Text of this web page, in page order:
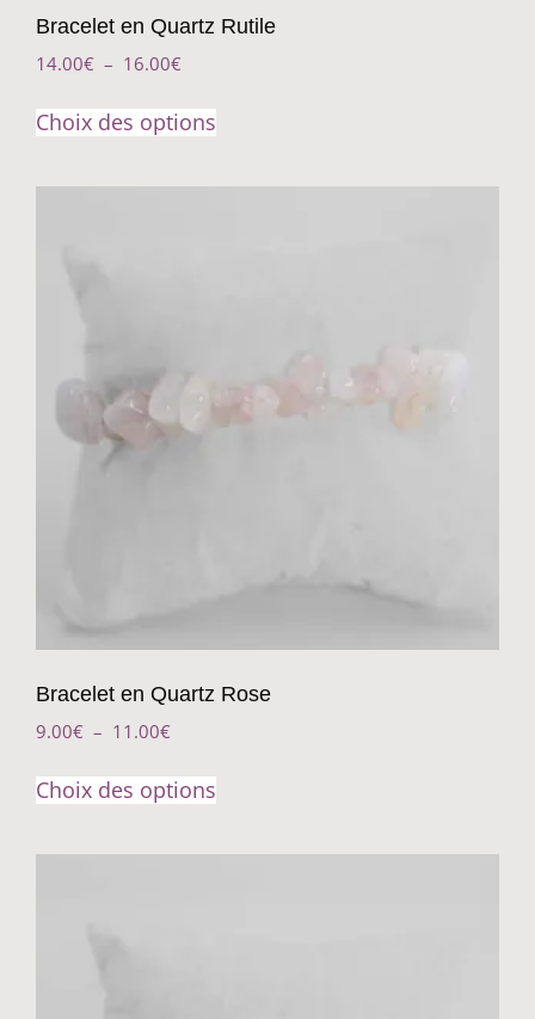
Bracelet en Quartz Rutile
14.00€ – 16.00€
Choix des options
Bracelet en Quartz Rose
9.00€ – 11.00€
Choix des options